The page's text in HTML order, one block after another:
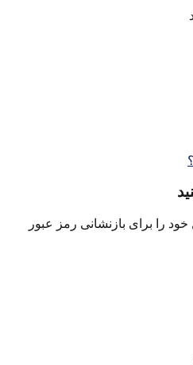
را برای بازنشانی رمز عبور